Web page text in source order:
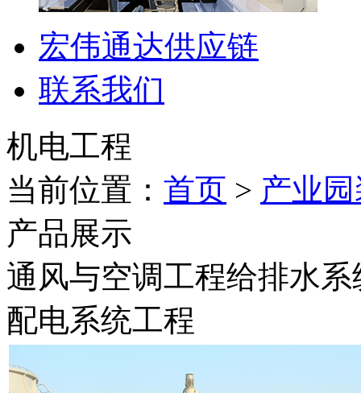
宏伟通达供应链
联系我们
机电工程
当前位置： 首页 > 产业
产品展示
通风与空调工程给排水系
配电系统工程